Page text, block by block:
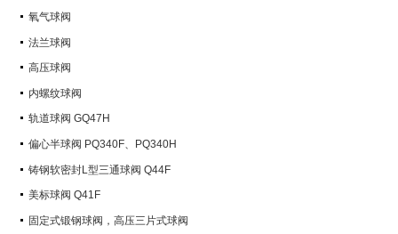
氧气球阀
法兰球阀
高压球阀
内螺纹球阀
轨道球阀 GQ47H
偏心半球阀 PQ340F、PQ340H
铸钢软密封L型三通球阀 Q44F
美标球阀 Q41F
固定式锻钢球阀，高压三片式球阀